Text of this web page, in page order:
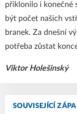
SOUVISEJÍCÍ
přiklonilo i konečné
být počet našich
branek. Za dnešní
potřeba zůstat
Viktor Holešinský